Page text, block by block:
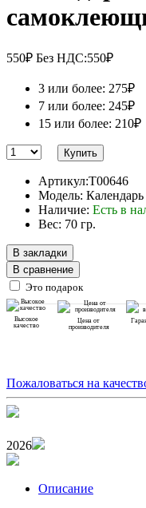
550₽ Без НДС:550₽
3 или более: 275₽
7 или более: 245₽
15 или более: 210₽
Купить
Артикул:T00646
Модель:
Наличие: Есть в
Вес: 70 гр.
В закладки
В сравнение
Это подарок
Высокое
качество
Цена от
производителя
Пожаловаться на
2026
Описание